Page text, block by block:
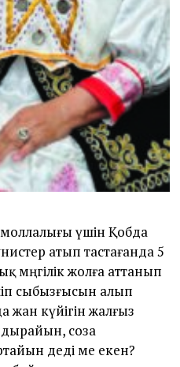
үшін Қобда
атып тастағанда 5
мәңгілік жолға ат­танып
сыбызғысын алып
жан күйігін жалғыз
соза
деді ме екен?